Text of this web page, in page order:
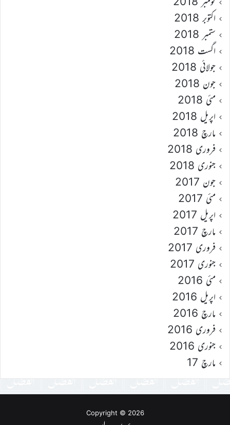
اکتوبر 2018
ستمبر 2018
اگست 2018
جولائی 2018
جون 2018
مئی 2018
اپریل 2018
مارچ 2018
فروری 2018
جنوری 2018
جون 2017
مئی 2017
اپریل 2017
مارچ 2017
فروری 2017
جنوری 2017
مئی 2016
اپریل 2016
مارچ 2016
فروری 2016
جنوری 2016
مارچ 17
Copyright © 2026